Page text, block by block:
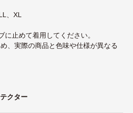
、XL
に止めて着用してください。
、実際の商品と色味や仕様が異なる
クター